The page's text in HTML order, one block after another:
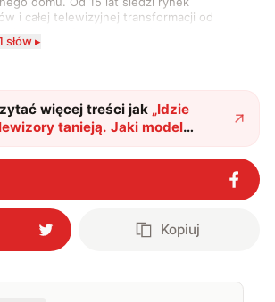
i całej telewizyjnej transformacji od
do sieci i treści dostępnych w streamingu.
i zaprzyjaźnionych firmach. Wyznający
nie ma zbyt dużych telewizorów.
słów ▸
więcej treści jak „Idzie
tanieją. Jaki model
?
Kopiuj